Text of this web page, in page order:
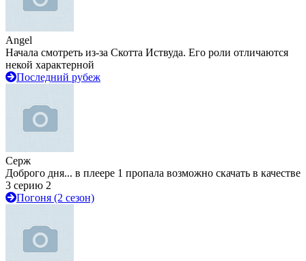
Angel
Начала смотреть из-за Скотта Иствуда. Его роли отличаются
некой характерной
Последний рубеж
Серж
Доброго дня... в плеере 1 пропала возможно скачать в качестве
3 серию 2
Погоня (2 сезон)